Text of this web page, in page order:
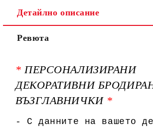
Детайлно описание
Ревюта
*ПЕРСОНАЛИЗИРАНИ
ДЕКОРАТИВНИ
ВЪЗГЛАВНИЧКИ *
- С данните на вашето